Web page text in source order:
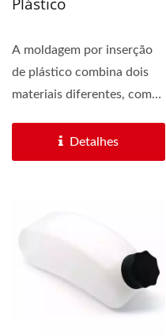
A moldagem por inserção
de plástico combina dois
materiais diferentes, como
Detalhes